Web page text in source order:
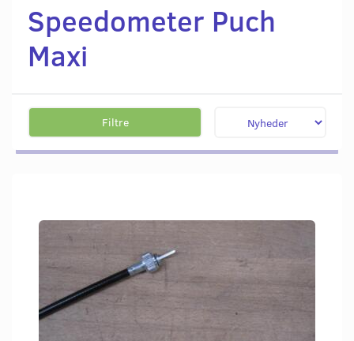
Speedometer Puch
Maxi
Filtre